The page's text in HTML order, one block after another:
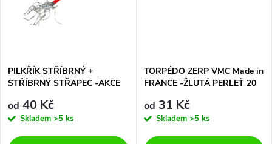
PILKŘÍK STŘÍBRNÝ +
STŘÍBRNÝ STŘAPEC -AKCE
GRAMŮ
od 40 Kč
Skladem >5 ks
TORPÉDO ZERP VMC Made in
FRANCE -ŽLUTÁ PERLEŤ 20
od 31 Kč
Skladem >5 ks